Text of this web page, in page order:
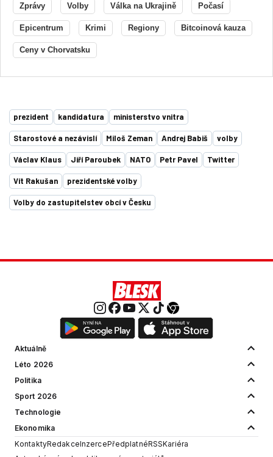
Zprávy Volby Válka na Ukrajině Počasí
Epicentrum Krimi Regiony Bitcoinová kauza
Ceny v Chorvatsku
prezident kandidatura ministerstvo vnitra
Starostové a nezávislí Miloš Zeman Andrej Babiš volby
Václav Klaus Jiří Paroubek NATO Petr Pavel Twitter
Vít Rakušan prezidentské volby
Volby do zastupitelstev obcí v Česku
Aktuálně
Léto 2026
Politika
Sport 2026
Technologie
Ekonomika
KontaktyRedakceInzercePředplatnéRSSKariéra